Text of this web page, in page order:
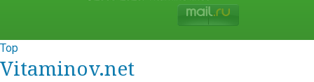
Top
Vitaminov.net